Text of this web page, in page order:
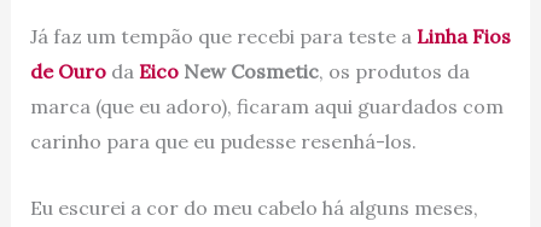
Já faz um tempão que recebi para teste a Linha Fios
de Ouroda EicoNew Cosmetic, os produtos da
marca (que eu adoro), ficaram aqui guardados com
carinho para que eu pudesse resenhá-los.
Eu escurei a cor do meu cabelo há alguns meses,